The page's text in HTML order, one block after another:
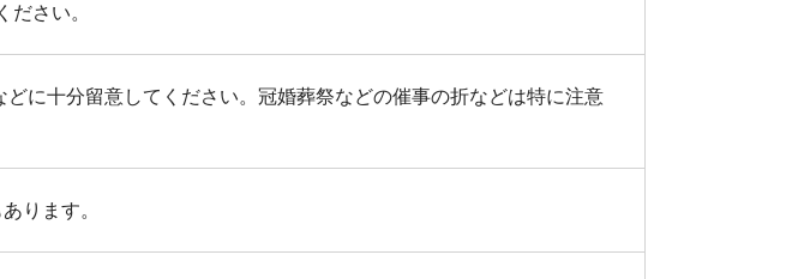
さい。
に十分留意してください。冠婚葬祭などの催事の折などは特に注意
ります。